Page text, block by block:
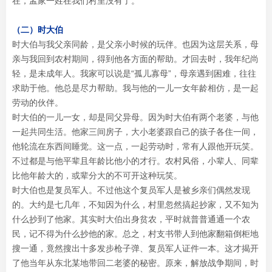
（二）时大伯
时大伯与我父亲同龄，是父亲小时候的玩伴。也因为这层关系，母
亲与我回到农村期间，得到他各方面的帮助。才回去时，我年纪尚
轻，是未成年人。我家可以说是“孤儿寡母”，母亲遇到困难，往往
求助于他。他总是尽力帮助。我与他的一儿一女年龄相仿，是一起
劳动的伙伴。
时大伯的一儿一女，却是同父异母。因为时大伯有两个老婆，与他
一起共同生活。他家三间房子，大小老婆跟自己的孩子各住一间，
他轮流在东西间睡觉。这一点，一起劳动时，常有人跟他开玩笑。
不过都是与他平辈且年龄比他小的才行。农村风俗，小辈人、同辈
比他年龄大的，或辈分大的不可开这种玩笑。
时大伯也是复员军人。不过他这个复员军人是被乡亲们偶然发现
的。大约是七几年，不知因为什么，村里忽然搞起抄家，又不知为
什么抄到了他家。其实时大伯出身贫农，平时就普普通通一个农
民，记不得为什么抄他的家。总之，村支书带人到他家翻箱倒柜地
搜一通，竟然搜出十多发步枪子弹、复员军人证件一本。这才揭开
了他当年从东北某地带回二老婆的秘密。原来，解放战争期间，时